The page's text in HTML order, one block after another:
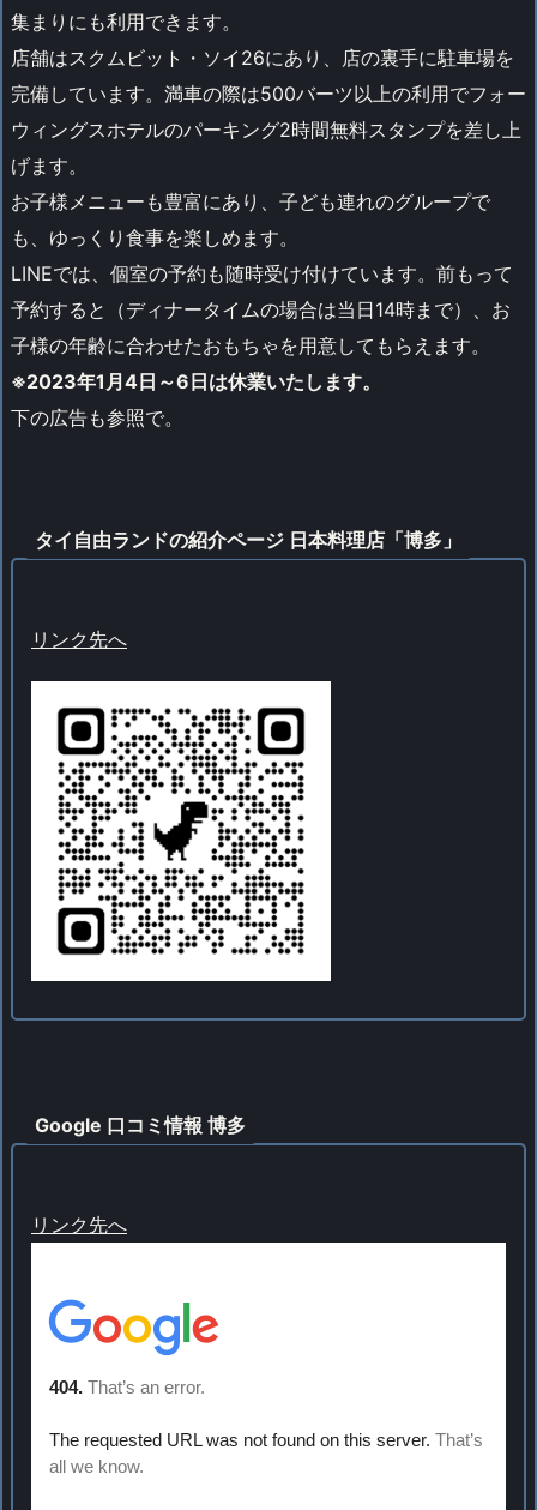
集まりにも利用できます。
店舗はスクムビット・ソイ26にあり、店の裏手に駐車場を
完備しています。満車の際は500バーツ以上の利用でフォー
ウィングスホテルのパーキング2時間無料スタンプを差し上
げます。
お子様メニューも豊富にあり、子ども連れのグループで
も、ゆっくり食事を楽しめます。
LINEでは、個室の予約も随時受け付けています。前もって
予約すると（ディナータイムの場合は当日14時まで）、お
子様の年齢に合わせたおもちゃを用意してもらえます。
※2023年1月4日～6日は休業いたします。
下の広告も参照で。
タイ自由ランドの紹介ページ 日本料理店「博多」
リンク先へ
Google 口コミ情報 博多
リンク先へ